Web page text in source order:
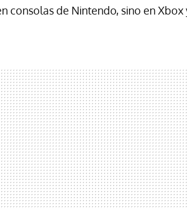
consolas de Nintendo, sino en Xbox